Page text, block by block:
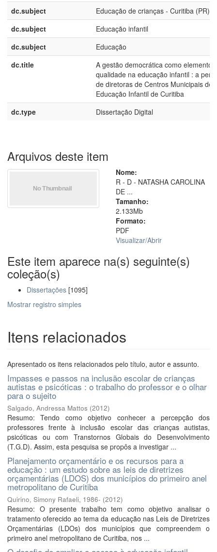
dc.subject
Educação de crianças - Curitiba (PR)
dc.subject
Educação infantil
dc.subject
Educação
dc.title
A gestão democrática como elemento
qualidade na educação infantil : a
de diretoras de Centros Municipais de
Educação Infantil de Curitiba
dc.type
Dissertação Digital
Arquivos deste item
Nome:
R - D - NATASHA CAROLINA
DE ...
Tamanho:
2.133Mb
Formato:
PDF
Visualizar/Abrir
Este item aparece na(s) seguinte(s)
coleção(s)
Dissertações [1095]
Mostrar registro simples
Itens relacionados
Apresentado os itens relacionados pelo título, autor e assunto.
Impasses e passos na inclusão escolar de crianças
autistas e psicóticas : o trabalho do professor e o olhar
para o sujeito
Salgado, Andressa Mattos (2012)
Resumo: Tendo como objetivo conhecer a percepção dos
professores frente à inclusão escolar das crianças autistas,
psicóticas ou com Transtornos Globais do Desenvolvimento
(T.G.D). Assim, esta pesquisa se propôs a investigar ...
Planejamento orçamentário e os recursos para a
educação : um estudo sobre as leis de diretrizes
orçamentárias (LDOS) dos municípios do primeiro anel
metropolitano de Curitiba
Quirino, Simony Rafaeli, 1986- (2012)
Resumo: O presente trabalho tem como objetivo analisar o
tratamento oferecido ao tema da educação nas Leis de Diretrizes
Orçamentárias (LDOs) dos municípios que compreendem o
primeiro anel metropolitano de Curitiba, nos ...